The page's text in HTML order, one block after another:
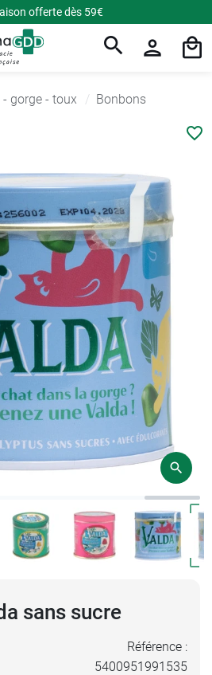
offerte dès 59€
- gorge - toux Bonbons
sans sucre
Référence :
5400951991535